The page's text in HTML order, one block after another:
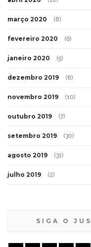
março 2020 (8)
fevereiro 2020 (6)
janeiro 2020 (5)
dezembro 2019 (8)
novembro 2019 (10)
outubro 2019 (7)
setembro 2019 (30)
agosto 2019 (31)
julho 2019 (2)
SIGA O